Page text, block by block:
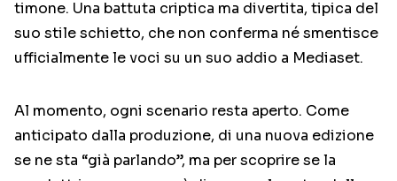
timone. Una battuta criptica ma divertita, tipica del
suo stile schietto, che non conferma né smentisce
ufficialmente le voci su un suo addio a Mediaset.
Al momento, ogni scenario resta aperto. Come
anticipato dalla produzione, di una nuova edizione
se ne sta “già parlando”, ma per scoprire se la